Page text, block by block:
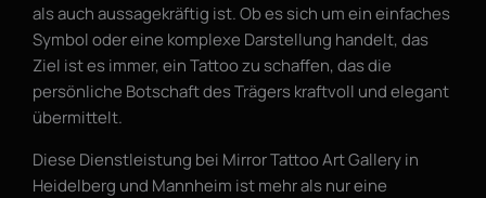
als auch aussagekräftig ist. Ob es sich um ein einfaches
Symbol oder eine komplexe Darstellung handelt, das
Ziel ist es immer, ein Tattoo zu schaffen, das die
persönliche Botschaft des Trägers kraftvoll und elegant
übermittelt.
Diese Dienstleistung bei Mirror Tattoo Art Gallery in
Heidelberg und Mannheim ist mehr als nur eine